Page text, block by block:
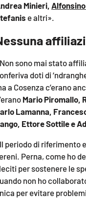
Minieri,
e altri».
sono mai stato
doti di
a Cosenza c’erano
Mario Piromallo,
Lamanna,
Ettore Sottile e
periodo di riferimento
Perna, come ho
per sostenere le
non ho
per evitare